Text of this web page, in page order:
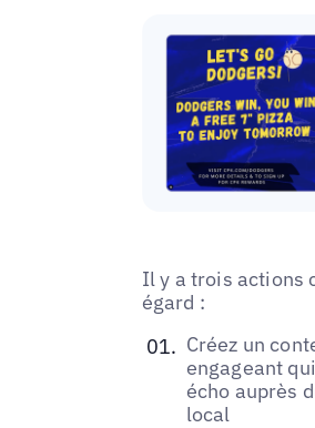
Il y a trois actions
égard :
Créez un
engageant
écho auprès
local